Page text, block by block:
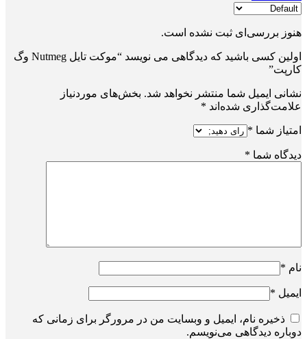
هنوز بررسی‌ای ثبت نشده است.
اولین کسی باشید که دیدگاهی می نویسد “موکت تایل Nutmeg وگ
کارپت”
نشانی ایمیل شما منتشر نخواهد شد. بخش‌های موردنیاز
علامت‌گذاری شده‌اند *
امتیاز شما *
دیدگاه شما *
نام *
ایمیل *
ذخیره نام، ایمیل و وبسایت من در مرورگر برای زمانی که
دوباره دیدگاهی می‌نویسم.